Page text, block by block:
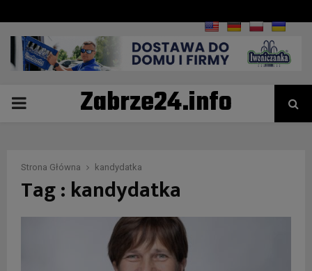
PRIMARYZabrze24.info
Strona Główna kandydatka
Tag : kandydatka